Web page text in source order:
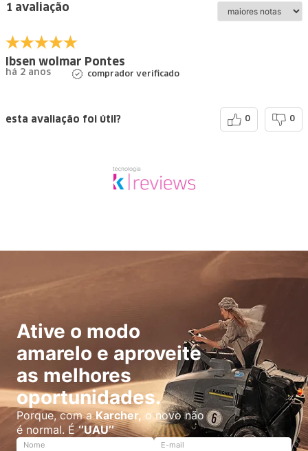
1 avaliação
Ibsen wolmar Pontes
há 2 anos comprador verificado
esta avaliação foi útil? 0 0
Ative o modo
amarelo e aproveite
as melhores
oportunidades.
Porque, com aKarcher, o novo não
é normal. É‘’UAU’’
Nome E-mail